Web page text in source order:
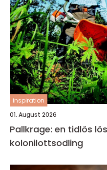
inspiration
01. August 2026
Pallkrage: en tidlös
kolonilottsodling